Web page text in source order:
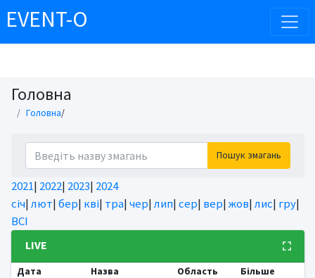
EVENT-O
Головна
Головна/
Пошук змагань
2021| 2022| 2023| 2024
січ|лют|бер| кві| тра|чер|лип|сер| вер|жов|лис| гру|
ВСІ
LIVE
Дата Назва Область
Більше